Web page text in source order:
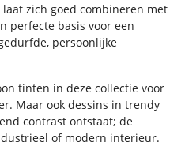
zich goed combineren met
perfecte basis voor een
persoonlijke
tinten in deze collectie voor
Maar ook dessins in trendy
contrast ontstaat; de
of modern interieur.